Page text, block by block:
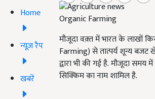
Home
न्यूज़ रैप
खबरें
Organic Farming
मौजूदा वक़्त में भारत के लाखों
Farming) से तात्पर्य शून्य बजट
द्वारा भी की गई है. मौजूदा
सिक्किम का नाम शामिल है.